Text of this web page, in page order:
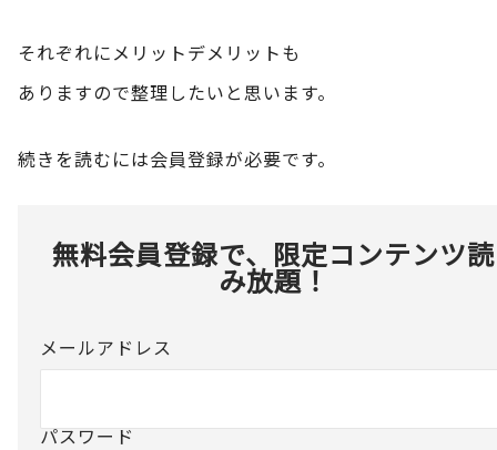
それぞれにメリットデメリットも
ありますので整理したいと思います。
続きを読むには会員登録が必要です。
無料会員登録で、限定コンテンツ読
み放題！
メールアドレス
パスワード